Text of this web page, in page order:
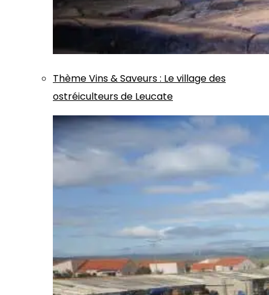
ThèmeVins & Saveurs: Le village des
ostréiculteurs de Leucate